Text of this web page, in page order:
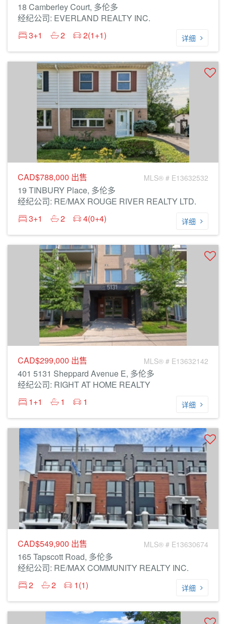
18 Camberley Court, 多伦多
经纪公司: EVERLAND REALTY INC.
3+1
2 2(1+1) 详细
CAD$788,000 出售 MLS® # E13632532
19 TINBURY Place, 多伦多
经纪公司: RE/MAX ROUGE RIVER REALTY LTD.
3+1
2 4(0+4) 详细
CAD$299,000 出售 MLS® # E13632142
401 5131 Sheppard Avenue E, 多伦多
经纪公司: RIGHT AT HOME REALTY
1+1
1 1 详细
CAD$549,900 出售 MLS® # E13630674
165 Tapscott Road, 多伦多
经纪公司: RE/MAX COMMUNITY REALTY INC.
2
2 1(1) 详细